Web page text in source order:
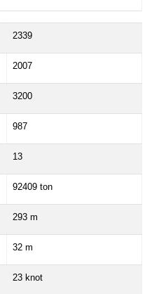
2339
2007
3200
987
13
92409 ton
293 m
32 m
23 knot